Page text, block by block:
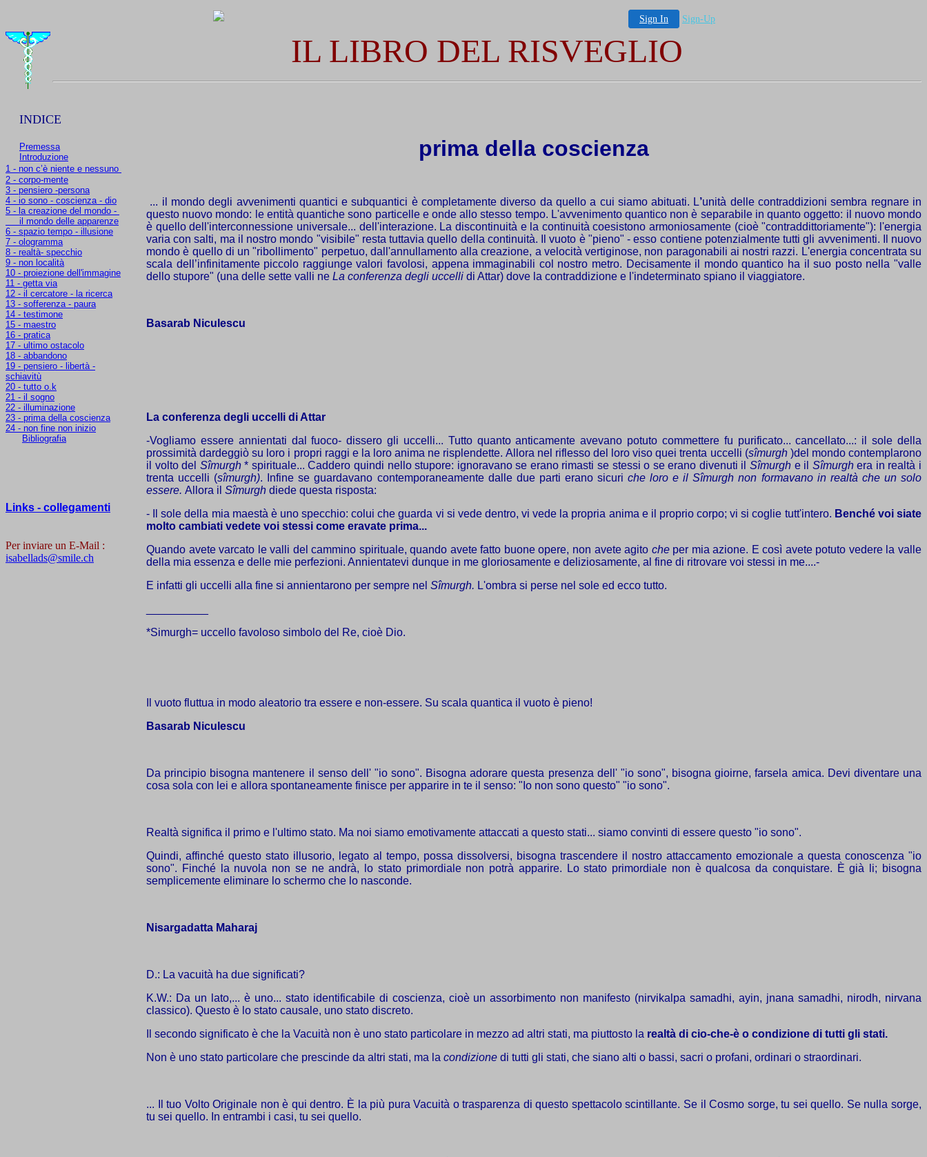
Sign In Sign-Up
IL LIBRO DEL RISVEGLIO
INDICE
Premessa
Introduzione
1 - non c’è niente e nessuno
2 - corpo-mente
3 - pensiero -persona
4 - io sono - coscienza - dio
5 - la creazione del mondo -
il mondo delle apparenze
6 - spazio tempo - illusione
7 - ologramma
8 - realtà- specchio
9 - non località
10 - proiezione dell'immagine
11 - getta via
12 - il cercatore - la ricerca
13 - sofferenza - paura
14 - testimone
15 - maestro
16 - pratica
17 - ultimo ostacolo
18 - abbandono
19 - pensiero - libertà -
schiavitù
20 - tutto o.k
21 - il sogno
22 - illuminazione
23 - prima della coscienza
24 - non fine non inizio
Bibliografia
Links - collegamenti
Per inviare un E-Mail :
isabellads@smile.ch
prima della coscienza
... il mondo degli avvenimenti quantici e subquantici è completamente diverso da quello a cui siamo abituati. L’unità delle contraddizioni sembra regnare in
questo nuovo mondo: le entità quantiche sono particelle e onde allo stesso tempo. L'avvenimento quantico non è separabile in quanto oggetto: il nuovo mondo
è quello dell'interconnessione universale... dell'interazione. La discontinuità e la continuità coesistono armoniosamente (cioè "contraddittoriamente"): l'energia
varia con salti, ma il nostro mondo "visibile" resta tuttavia quello della continuità. Il vuoto è "pieno" - esso contiene potenzialmente tutti gli avvenimenti. Il nuovo
mondo è quello di un "ribollimento" perpetuo, dall'annullamento alla creazione, a velocità vertiginose, non paragonabili ai nostri razzi. L'energia concentrata su
scala dell’infinitamente piccolo raggiunge valori favolosi, appena immaginabili col nostro metro. Decisamente il mondo quantico ha il suo posto nella "valle
dello stupore" (una delle sette valli ne La conferenza degli uccelli di Attar) dove la contraddizione e l'indeterminato spiano il viaggiatore.
Basarab Niculescu
La conferenza degli uccelli di Attar
-Vogliamo essere annientati dal fuoco- dissero gli uccelli... Tutto quanto anticamente avevano potuto commettere fu purificato... cancellato...: il sole della
prossimità dardeggiò su loro i propri raggi e la loro anima ne risplendette. Allora nel riflesso del loro viso quei trenta uccelli (sîmurgh)del mondo contemplarono
il volto del Sîmurgh* spirituale... Caddero quindi nello stupore: ignoravano se erano rimasti se stessi o se erano divenuti ilSîmurgh e il Sîmurghera in realtà i
trenta uccelli (sîmurgh). Infine se guardavano contemporaneamente dalle due parti erano sicuriche loro e il Sîmurgh non formavano in realtà che un solo
essere. Allora il Sîmurgh diede questa risposta:
- Il sole della mia maestà è uno specchio: colui che guarda vi si vede dentro, vi vede la propria anima e il proprio corpo; vi si coglie tutt'intero. Benché voi siate
molto cambiati vedete voi stessi come eravate prima...
Quando avete varcato le valli del cammino spirituale, quando avete fatto buone opere, non avete agito cheper mia azione. E così avete potuto vedere la valle
della mia essenza e delle mie perfezioni. Annientatevi dunque in me gloriosamente e deliziosamente, al fine di ritrovare voi stessi in me....-
E infatti gli uccelli alla fine si annientarono per sempre nel Sîmurgh. L'ombra si perse nel sole ed ecco tutto.
*Simurgh= uccello favoloso simbolo del Re, cioè Dio.
Il vuoto fluttua in modo aleatorio tra essere e non-essere. Su scala quantica il vuoto è pieno!
Basarab Niculescu
Da principio bisogna mantenere il senso dell' "io sono". Bisogna adorare questa presenza dell' "io sono", bisogna gioirne, farsela amica. Devi diventare una
cosa sola con lei e allora spontaneamente finisce per apparire in te il senso: "Io non sono questo" "io sono".
Realtà significa il primo e l'ultimo stato. Ma noi siamo emotivamente attaccati a questo stati... siamo convinti di essere questo "io sono".
Quindi, affinché questo stato illusorio, legato al tempo, possa dissolversi, bisogna trascendere il nostro attaccamento emozionale a questa conoscenza "io
sono". Finché la nuvola non se ne andrà, lo stato primordiale non potrà apparire. Lo stato primordiale non è qualcosa da conquistare. È già li; bisogna
semplicemente eliminare lo schermo che lo nasconde.
Nisargadatta Maharaj
D.: La vacuità ha due significati?
K.W.: Da un lato,... è uno... stato identificabile di coscienza, cioè un assorbimento non manifesto (nirvikalpa samadhi, ayin, jnana samadhi, nirodh, nirvana
classico). Questo è lo stato causale, uno stato discreto.
Il secondo significato è che la Vacuità non è uno stato particolare in mezzo ad altri stati, ma piuttosto la realtà di cio-che-è o condizione di tutti gli stati.
Non è uno stato particolare che prescinde da altri stati, ma la condizione di tutti gli stati, che siano alti o bassi, sacri o profani, ordinari o straordinari.
... Il tuo Volto Originale non è qui dentro. È la più pura Vacuità o trasparenza di questo spettacolo scintillante. Se il Cosmo sorge, tu sei quello. Se nulla sorge,
tu sei quello. In entrambi i casi, tu sei quello.